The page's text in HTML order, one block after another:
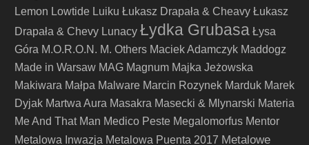
Lemon Lowtide Luiku Łukasz Drapała & Cheavy Łukasz
Drapała & Chevy Lunacy Łydka Grubasa Łysa
Góra M.O.R.O.N. M. Others Maciek Adamczyk Maddogz
Made in Warsaw MAG Magnum Majka Jeżowska
Makiwara Małpa Malware Marcin Rozynek Marduk Marek
Dyjak Martwa Aura Masakra Masecki & Mlynarski Materia
Me And That Man Medico Peste Megalomorfus Mentor
Metalowa Inwazja Metalowa Puenta 2017 Metalowe